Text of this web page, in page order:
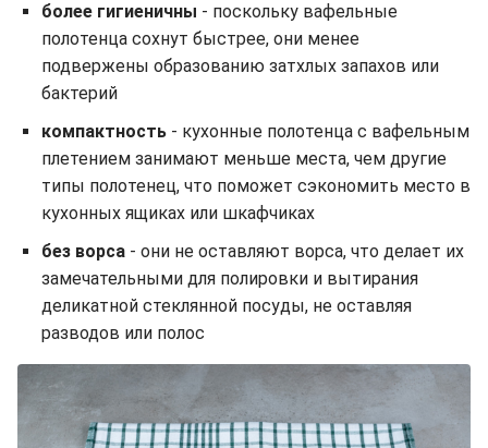
более гигиеничны - поскольку вафельные
полотенца сохнут быстрее, они менее
подвержены образованию затхлых запахов или
бактерий
компактность - кухонные полотенца с вафельным
плетением занимают меньше места, чем другие
типы полотенец, что поможет сэкономить место в
кухонных ящиках или шкафчиках
без ворса - они не оставляют ворса, что делает их
замечательными для полировки и вытирания
деликатной стеклянной посуды, не оставляя
разводов или полос